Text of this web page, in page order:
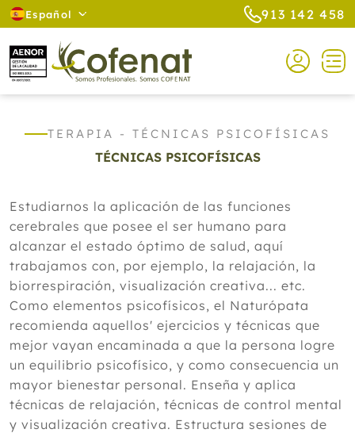
Español 913 142 458
TERAPIA - TÉCNICAS PSICOFÍSICAS
TÉCNICAS PSICOFÍSICAS
Estudiarnos la aplicación de las funciones
cerebrales que posee el ser humano para
alcanzar el estado óptimo de salud, aquí
trabajamos con, por ejemplo, la relajación, la
biorrespiración, visualización creativa... etc.
Como elementos psicofísicos, el Naturópata
recomienda aquellos' ejercicios y técnicas que
mejor vayan encaminada a que la persona logre
un equilibrio psicofísico, y como consecuencia un
mayor bienestar personal. Enseña y aplica
técnicas de relajación, técnicas de control mental
y visualización creativa. Estructura sesiones de